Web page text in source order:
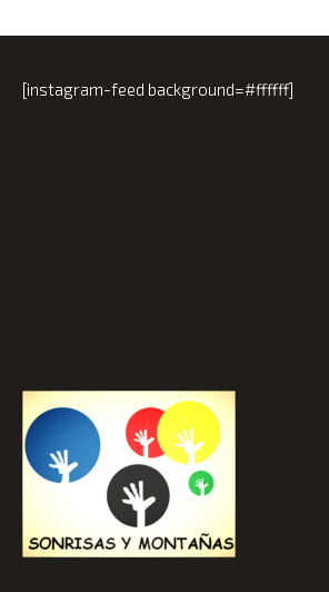
[instagram-feed background=#ffffff]